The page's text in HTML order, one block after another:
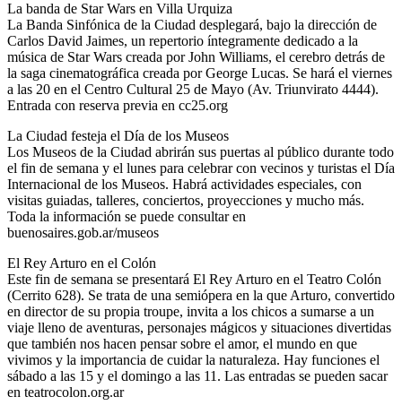
La banda de Star Wars en Villa Urquiza
La Banda Sinfónica de la Ciudad desplegará, bajo la dirección de
Carlos David Jaimes, un repertorio íntegramente dedicado a la
música de Star Wars creada por John Williams, el cerebro detrás de
la saga cinematográfica creada por George Lucas. Se hará el viernes
a las 20 en el Centro Cultural 25 de Mayo (Av. Triunvirato 4444).
Entrada con reserva previa en cc25.org
La Ciudad festeja el Día de los Museos
Los Museos de la Ciudad abrirán sus puertas al público durante todo
el fin de semana y el lunes para celebrar con vecinos y turistas el Día
Internacional de los Museos. Habrá actividades especiales, con
visitas guiadas, talleres, conciertos, proyecciones y mucho más.
Toda la información se puede consultar en
buenosaires.gob.ar/museos
El Rey Arturo en el Colón
Este fin de semana se presentará El Rey Arturo en el Teatro Colón
(Cerrito 628). Se trata de una semiópera en la que Arturo, convertido
en director de su propia troupe, invita a los chicos a sumarse a un
viaje lleno de aventuras, personajes mágicos y situaciones divertidas
que también nos hacen pensar sobre el amor, el mundo en que
vivimos y la importancia de cuidar la naturaleza. Hay funciones el
sábado a las 15 y el domingo a las 11. Las entradas se pueden sacar
en teatrocolon.org.ar